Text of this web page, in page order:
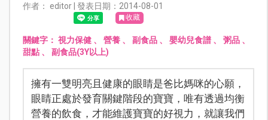
作者： editor | 發表日期：2014-08-01
收藏
關鍵字： 視力保健 、營養 、副食品 、嬰幼兒食譜 、粥品 、
甜點、 副食品(3Y以上)
擁有一雙明亮且健康的眼睛是爸比媽咪的心願，
眼睛正處於發育關鍵階段的寶寶，唯有透過均衡
營養的飲食，才能維護寶寶的好視力，就讓我們